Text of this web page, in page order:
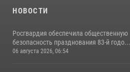
НОВОСТИ
Росгвардия обеспечила общественную
безопасность празднования 83-й годо...
06 августа 2026, 06:54